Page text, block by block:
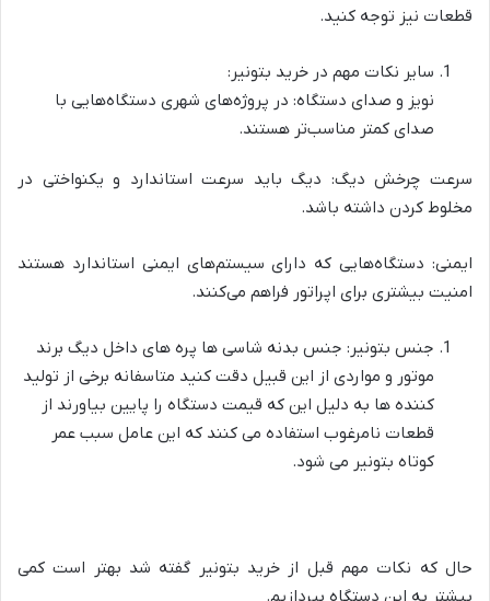
قطعات نیز توجه کنید.
سایر نکات مهم در خرید بتونیر:
نویز و صدای دستگاه: در پروژه‌های شهری دستگاه‌هایی با
صدای کمتر مناسب‌تر هستند.
سرعت چرخش دیگ: دیگ باید سرعت استاندارد و یکنواختی در
مخلوط کردن داشته باشد.
ایمنی: دستگاه‌هایی که دارای سیستم‌های ایمنی استاندارد هستند
امنیت بیشتری برای اپراتور فراهم می‌کنند.
جنس بتونیر: جنس بدنه شاسی ها پره های داخل دیگ برند
موتور و مواردی از این قبیل دقت کنید متاسفانه برخی از تولید
کننده ها به دلیل این که قیمت دستگاه را پایین بیاورند از
قطعات نامرغوب استفاده می کنند که این عامل سبب عمر
کوتاه بتونیر می شود.
حال که نکات مهم قبل از خرید بتونیر گفته شد بهتر است کمی
بیشتر به این دستگاه بپردازیم.